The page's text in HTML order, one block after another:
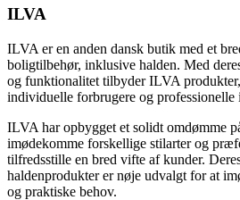
ILVA
ILVA er en anden dansk butik med et
boligtilbehør, inklusive halden. Med
og funktionalitet tilbyder ILVA
individuelle forbrugere og professionelle
ILVA har opbygget et solidt omdømme
imødekomme forskellige stilarter og
tilfredsstille en bred vifte af kunder.
haldenprodukter er nøje udvalgt for at
og praktiske behov.